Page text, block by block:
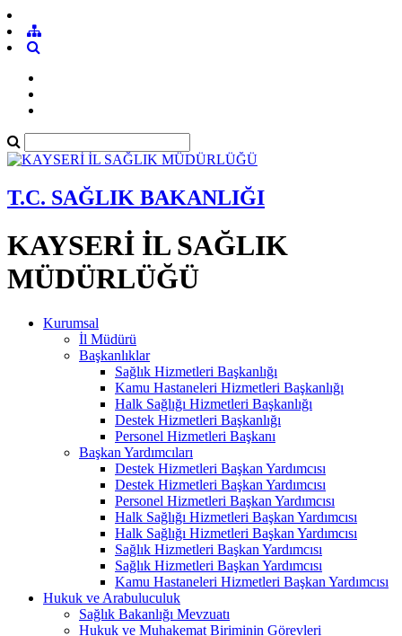
T.C. SAĞLIK BAKANLIĞI
KAYSERİ İL SAĞLIK
MÜDÜRLÜĞÜ
Kurumsal
İl Müdürü
Başkanlıklar
Sağlık Hizmetleri Başkanlığı
Kamu Hastaneleri Hizmetleri Başkanlığı
Halk Sağlığı Hizmetleri Başkanlığı
Destek Hizmetleri Başkanlığı
Personel Hizmetleri Başkanı
Başkan Yardımcıları
Destek Hizmetleri Başkan Yardımcısı
Destek Hizmetleri Başkan Yardımcısı
Personel Hizmetleri Başkan Yardımcısı
Halk Sağlığı Hizmetleri Başkan Yardımcısı
Halk Sağlığı Hizmetleri Başkan Yardımcısı
Sağlık Hizmetleri Başkan Yardımcısı
Sağlık Hizmetleri Başkan Yardımcısı
Kamu Hastaneleri Hizmetleri Başkan Yardımcısı
Hukuk ve Arabuluculuk
Sağlık Bakanlığı Mevzuatı
Hukuk ve Muhakemat Biriminin Görevleri